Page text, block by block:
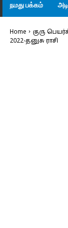
நமது பக்கம்
Home குரு
2022-தனுசு ராசி